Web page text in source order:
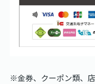
※金券、クーポン類、